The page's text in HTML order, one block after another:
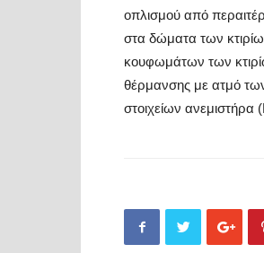
οπλισμού από
στα δώματα των
κουφωμάτων των
θέρμανσης με ατμό
στοιχείων